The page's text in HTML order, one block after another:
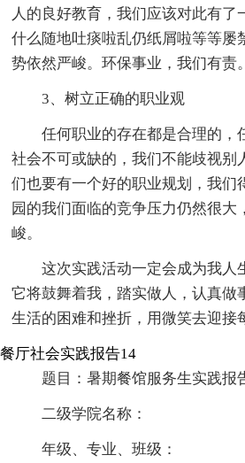
人的良好教育，我们应该对此有了
什么随地吐痰啦乱仍纸屑啦等等屡
势依然严峻。环保事业，我们有责。
3、树立正确的职业观
任何职业的存在都是合理的，
社会不可或缺的，我们不能歧视别
们也要有一个好的职业规划，我们
园的我们面临的竞争压力仍然很大
峻。
这次实践活动一定会成为我人
它将鼓舞着我，踏实做人，认真做
生活的困难和挫折，用微笑去迎接
餐厅社会实践报告14
题目：暑期餐馆服务生实践报
二级学院名称：
年级、专业、班级：